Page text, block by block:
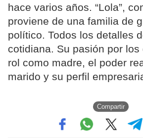
hace varios años. “Lola”,
proviene de una familia de
político. Todos los detalles
cotidiana. Su pasión por los
rol como madre, el poder
marido y su perfil
Compartir